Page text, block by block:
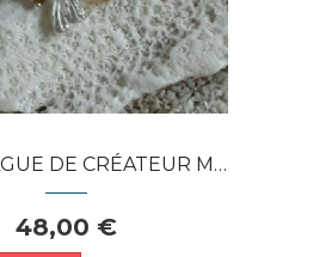
APERÇU RAPIDE
CRÉATEUR MULTI-PIERRES...
48,00 €